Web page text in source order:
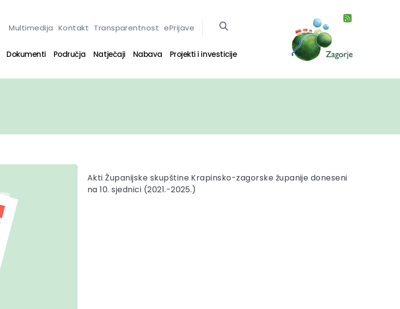
Multimedija Kontakt Transparentnost ePrijave
Dokumenti Područja Natječaji Nabava Projekti i investicije
Akti Županijske skupštine Krapinsko-zagorske županije doneseni
na 10. sjednici (2021.-2025.)